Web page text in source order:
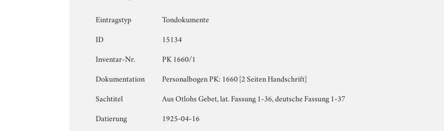
Eintragstyp
Tondokumente
ID
15134
Inventar-Nr.
PK 1660/1
Dokumentation
Personalbogen PK: 1660 [2 Seiten Handschrift]
Sachtitel
Aus Otlohs Gebet, lat. Fassung 1-36, deutsche Fassung 1-37
Datierung
1925-04-16